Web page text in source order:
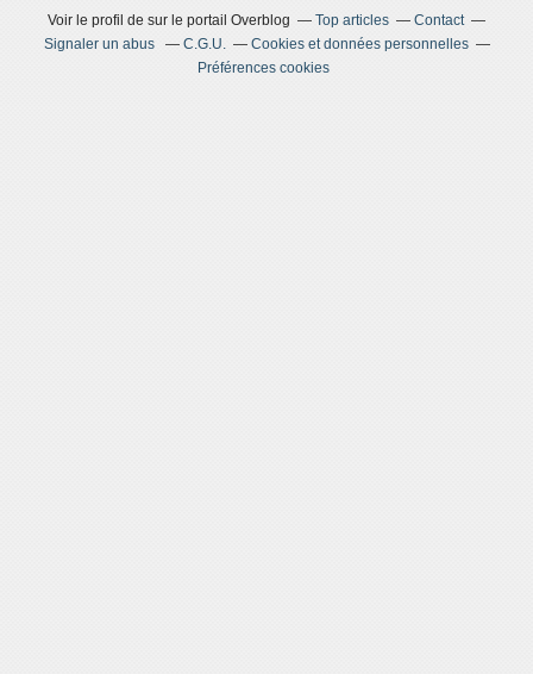
Voir le profil de sur le portail Overblog Top articles
Contact
Signaler un abus
C.G.U.
Cookies et données personnelles
Préférences cookies